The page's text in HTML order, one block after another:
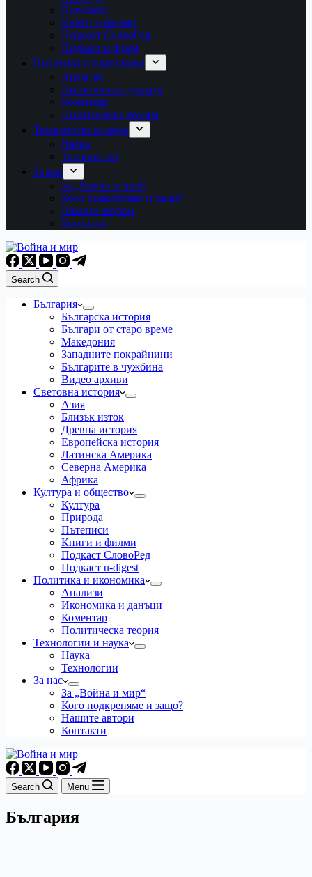
Пътеписи
Книги и филми
Подкаст СловоРед
Подкаст u-digest
Политика и икономика
Анализи
Икономика и данъци
Коментар
Политическа теория
Технологии и наука
Наука
Технологии
За нас
За „Война и мир“
Кого подкрепяме и защо?
Нашите автори
Контакти
Search
България
Българска история
Българи от старо време
Македония
Западните покрайнини
Българите в чужбина
Видео архиви
Световна история
Азия
Близък изток
Древна история
Европейска история
Латинска Америка
Северна Америка
Африка
Култура и общество
Култура
Природа
Пътеписи
Книги и филми
Подкаст СловоРед
Подкаст u-digest
Политика и икономика
Анализи
Икономика и данъци
Коментар
Политическа теория
Технологии и наука
Наука
Технологии
За нас
За „Война и мир“
Кого подкрепяме и защо?
Нашите автори
Контакти
Search Menu
България